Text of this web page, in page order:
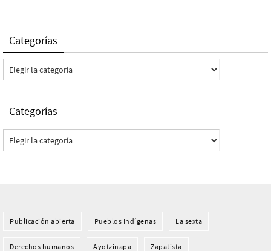
Categorías
Categorías
Categorías
Categorías
Publicación abierta Pueblos Indí­genas La sexta
Derechos humanos Ayotzinapa Zapatista